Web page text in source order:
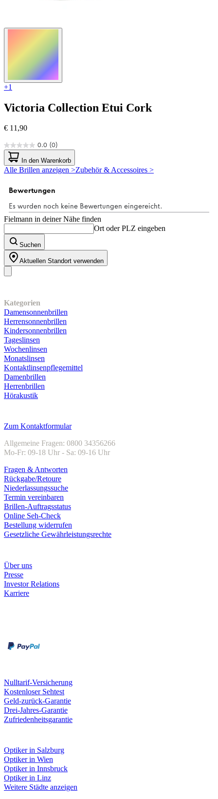
+1
Victoria Collection Etui Cork
€ 11,90
0.0 (0)
0.0
von
5
Sternen.
In den Warenkorb
Alle Brillen anzeigen >Zubehör & Accessoires >
Fielmann in deiner Nähe finden
Ort oder PLZ eingeben
Suchen
Aktuellen Standort verwenden
Kategorien
Damensonnenbrillen
Herrensonnenbrillen
Kindersonnenbrillen
Tageslinsen
Wochenlinsen
Monatslinsen
Kontaktlinsenpflegemittel
Damenbrillen
Herrenbrillen
Hörakustik
Zum Kontaktformular
Allgemeine Fragen: 0800 34356266
Mo-Fr: 09-18 Uhr - Sa: 09-16 Uhr
Fragen & Antworten
Rückgabe/Retoure
Niederlassungssuche
Termin vereinbaren
Brillen-Auftragsstatus
Online Seh-Check
Bestellung widerrufen
Gesetzliche Gewährleistungsrechte
Über uns
Presse
Investor Relations
Karriere
Nulltarif-Versicherung
Kostenloser Sehtest
Geld-zurück-Garantie
Drei-Jahres-Garantie
Zufriedenheitsgarantie
Optiker in Salzburg
Optiker in Wien
Optiker in Innsbruck
Optiker in Linz
Weitere Städte anzeigen